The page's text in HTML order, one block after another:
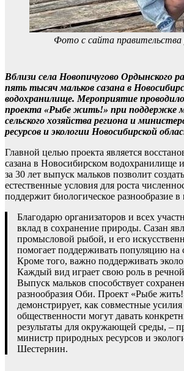
Фото с сайта правительства
Вблизи села Новопичугово Ордынского
пять тысяч мальков сазана в
водохранилище. Мероприятие
проекта «Рыбе жить!» при поддержке
сельского хозяйства региона и
ресурсов и экологии Новосибирской
Главной целью проекта является
сазана в Новосибирском водохранилище
за 30 лет выпуск мальков позволит
естественные условия для роста
поддержит биологическое разнообразие в
Благодарю организаторов и всех
вклад в сохранение природы. Сазан
промысловой рыбой, и его
помогает поддерживать популяцию на
Кроме того, важно поддерживать
Каждый вид играет свою роль в речной
Выпуск мальков способствует
разнообразия Оби. Проект «Рыбе
демонстрирует, как совместные усилия
общественности могут давать
результаты для окружающей среды, –
министр природных ресурсов и
Шестернин.